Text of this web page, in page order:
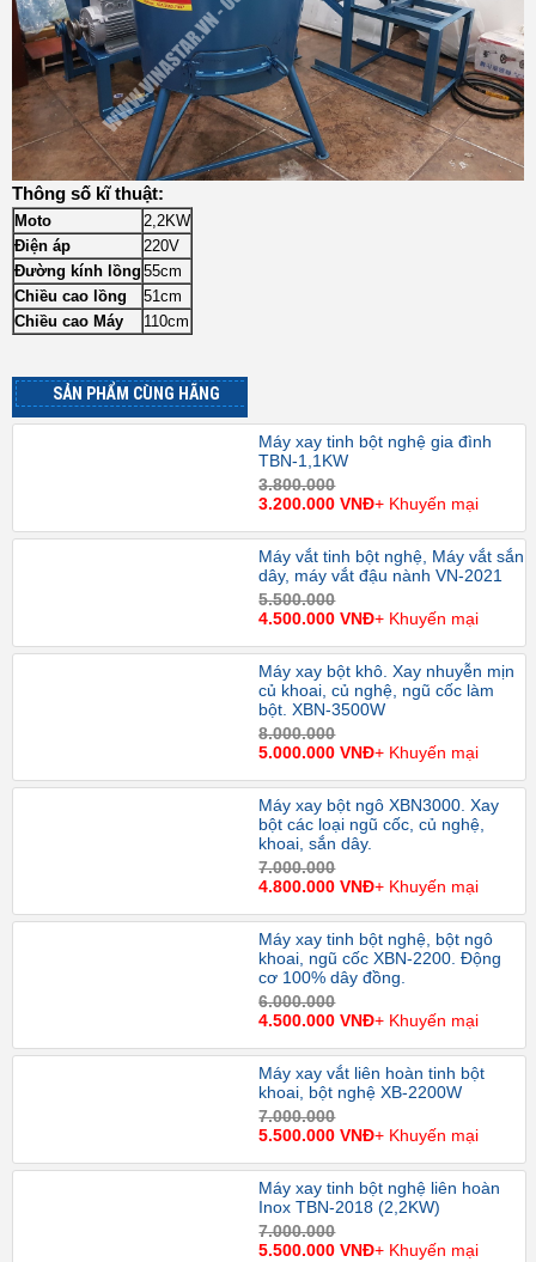
Thông số kĩ thuật:
Moto
2,2KW
Điện áp
220V
Đường kính lồng 55cm
Chiều cao lồng
51cm
Chiều cao Máy
110cm
SẢN PHẨM CÙNG HÃNG
Máy xay tinh bột nghệ gia đình
TBN-1,1KW
3.800.000
3.200.000 VNĐ+ Khuyến mại
Máy vắt tinh bột nghệ, Máy vắt sắn
dây, máy vắt đậu nành VN-2021
5.500.000
4.500.000 VNĐ+ Khuyến mại
Máy xay bột khô. Xay nhuyễn mịn
củ khoai, củ nghệ, ngũ cốc làm
bột. XBN-3500W
8.000.000
5.000.000 VNĐ+ Khuyến mại
Máy xay bột ngô XBN3000. Xay
bột các loại ngũ cốc, củ nghệ,
khoai, sắn dây.
7.000.000
4.800.000 VNĐ+ Khuyến mại
Máy xay tinh bột nghệ, bột ngô
khoai, ngũ cốc XBN-2200. Động
cơ 100% dây đồng.
6.000.000
4.500.000 VNĐ+ Khuyến mại
Máy xay vắt liên hoàn tinh bột
khoai, bột nghệ XB-2200W
7.000.000
5.500.000 VNĐ+ Khuyến mại
Máy xay tinh bột nghệ liên hoàn
Inox TBN-2018 (2,2KW)
7.000.000
5.500.000 VNĐ+ Khuyến mại